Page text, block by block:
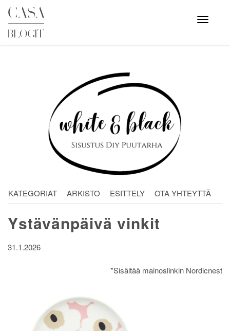
Skip
content
Avaa
valikko
KATEGORIAT ARKISTO ESITTELY OTA YHTEYTTÄ
Ystävänpäivä vinkit
31.1.2026
*Sisältää mainoslinkin Nordicnest